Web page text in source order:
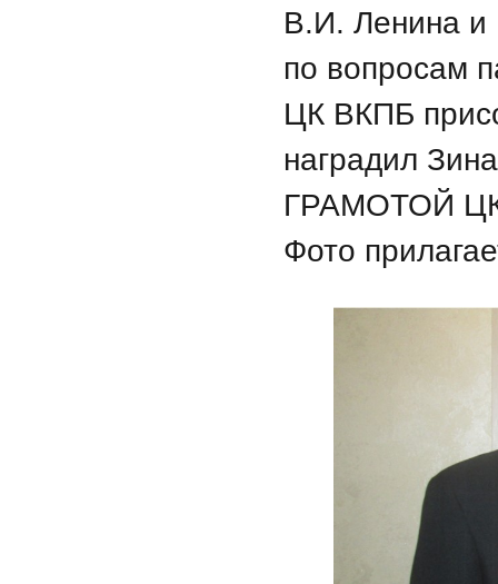
В.И. Ленина и
по вопросам
ЦК ВКПБ
наградил
ГРАМОТОЙ
Фото